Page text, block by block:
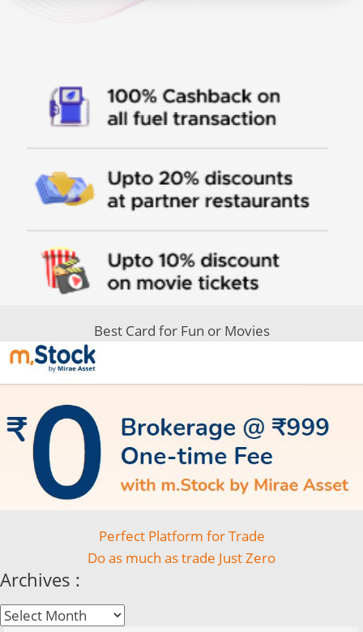
Best Card for Fun or Movies
Perfect Platform for Trade
Do as much as trade Just Zero
Archives :
Archives